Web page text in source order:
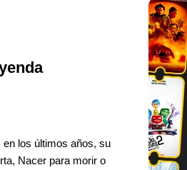
los últimos años, su
Nacer para morir o